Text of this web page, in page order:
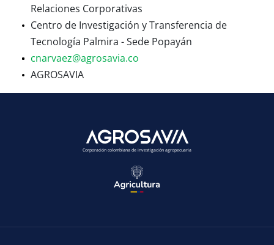
Relaciones Corporativas
Centro de Investigación y Transferencia de
Tecnología Palmira - Sede Popayán
cnarvaez@agrosavia.co
AGROSAVIA
Corporación colombiana de investigación agropecuaria